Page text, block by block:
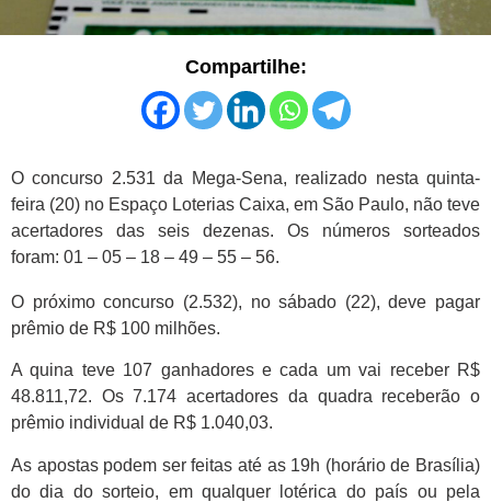
Compartilhe:
O concurso 2.531 da Mega-Sena, realizado nesta quinta-
feira (20) no Espaço Loterias Caixa, em São Paulo, não teve
acertadores das seis dezenas. Os números sorteados
foram: 01 – 05 – 18 – 49 – 55 – 56.
O próximo concurso (2.532), no sábado (22), deve pagar
prêmio de R$ 100 milhões.
A quina teve 107 ganhadores e cada um vai receber R$
48.811,72. Os 7.174 acertadores da quadra receberão o
prêmio individual de R$ 1.040,03.
As apostas podem ser feitas até as 19h (horário de Brasília)
do dia do sorteio, em qualquer lotérica do país ou pela